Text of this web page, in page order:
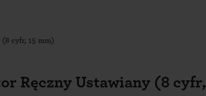
cyfr, 15 mm)
Ręczny Ustawiany (8